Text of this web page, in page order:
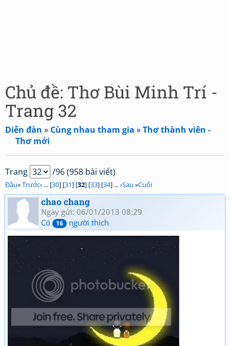
Chủ đề: Thơ Bùi Minh Trí -
Trang 32
Diễn đàn » Cùng nhau tham gia »Thơ thành viên -
Thơ mới
Trang /96 (958 bài viết)
Đầu«Trước‹ ... [30] [31] [32] [33] [34] ... ›Sau »Cuối
chao chang
Ngày gửi: 06/01/2013 08:29
Có
16 người thích